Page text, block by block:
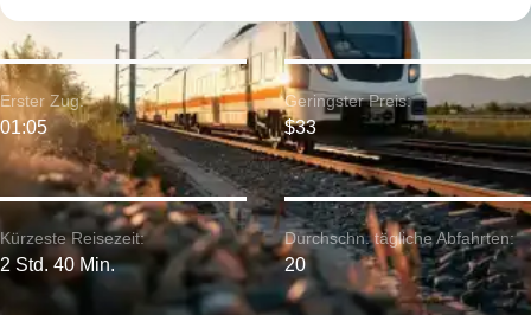
Kürzeste Reisezeit:
2 Std. 40 Min.
Erster Zug:
01:05
Geringster Preis:
$33
Durchschn. tägliche Abfahrten:
20